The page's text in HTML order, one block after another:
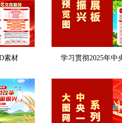
素材 学习贯彻2025年中